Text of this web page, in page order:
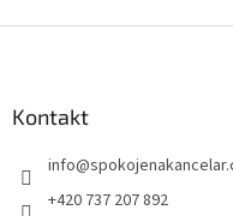
Kontakt
info@
+420 737 207 892